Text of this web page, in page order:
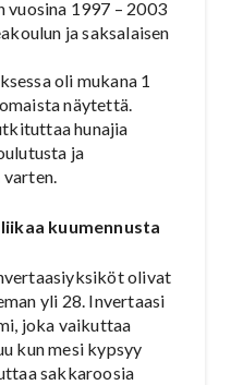
vuosina 1997 – 2003
ja saksalaisen
oli mukana 1
näytettä.
hunajia
ja
varten.
kuumennusta
olivat
yli 28. Invertaasi
joka vaikuttaa
kun mesi kypsyy
sakkaroosia